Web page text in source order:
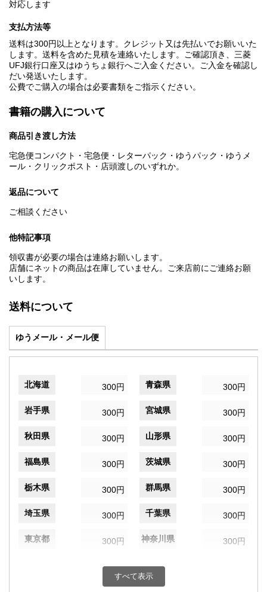
対応します
支払方法等
送料は300円以上となります。クレジット又は先払いでお願いいた
します。送料を含めた見積を連絡いたします。ご確認頂き、三菱
UFJ銀行口座又はゆうちょ銀行へご入金ください。ご入金を確認し
だい発送いたします。
公費でご購入の場合は必要書類をご指示ください。
書籍の購入について
商品引き渡し方法
宅急便コンパクト・宅急便・レターパック・ゆうパック・ゆうメ
ール・クリックポスト・店頭渡しのいずれか。
返品について
ご相談ください
他特記事項
領収書が必要の場合は連絡お願いします。
店舗にネットの商品は在庫していません。ご来店前にご連絡お願
いします。
送料について
ゆうメール・メール便
北海道 300円 青森県 300円
岩手県 300円 宮城県 300円
秋田県 300円 山形県 300円
福島県 300円 茨城県 300円
栃木県 300円 群馬県 300円
埼玉県 300円 千葉県 300円
東京都 300円 神奈川県 300円
300円 富山県
すべて表示